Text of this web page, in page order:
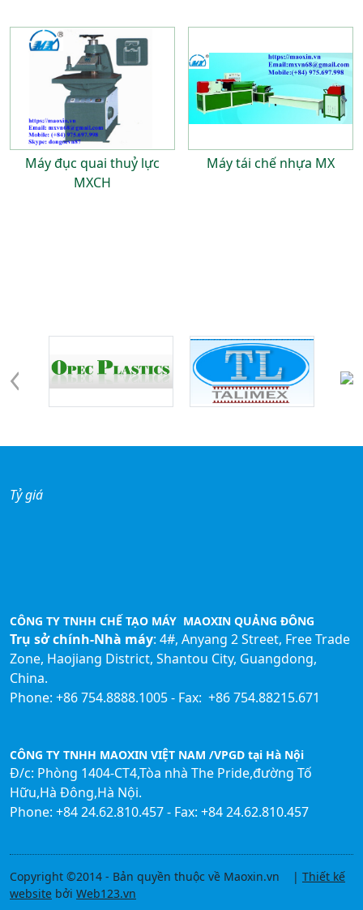
Máy đục quai thuỷ lực
MXCH
Máy tái chế nhựa MX
Tỷ giá
CÔNG TY TNHH CHẾ TẠO MÁY MAOXIN QUẢNG ĐÔNG
Trụ sở chính-Nhà máy: 4#, Anyang 2 Street, Free Trade
Zone, Haojiang District, Shantou City, Guangdong,
China.
Phone: +86 754.8888.1005 - Fax: +86 754.88215.671
CÔNG TY TNHH MAOXIN VIỆT NAM /VPGD tại Hà Nội
Đ/c: Phòng 1404-CT4,Tòa nhà The Pride,đường Tố
Hữu,Hà Đông,Hà Nội.
Phone: +84 24.62.810.457 - Fax: +84 24.62.810.457
Copyright ©2014 - Bản quyền thuộc về Maoxin.vn | Thiết kế
website bởi Web123.vn